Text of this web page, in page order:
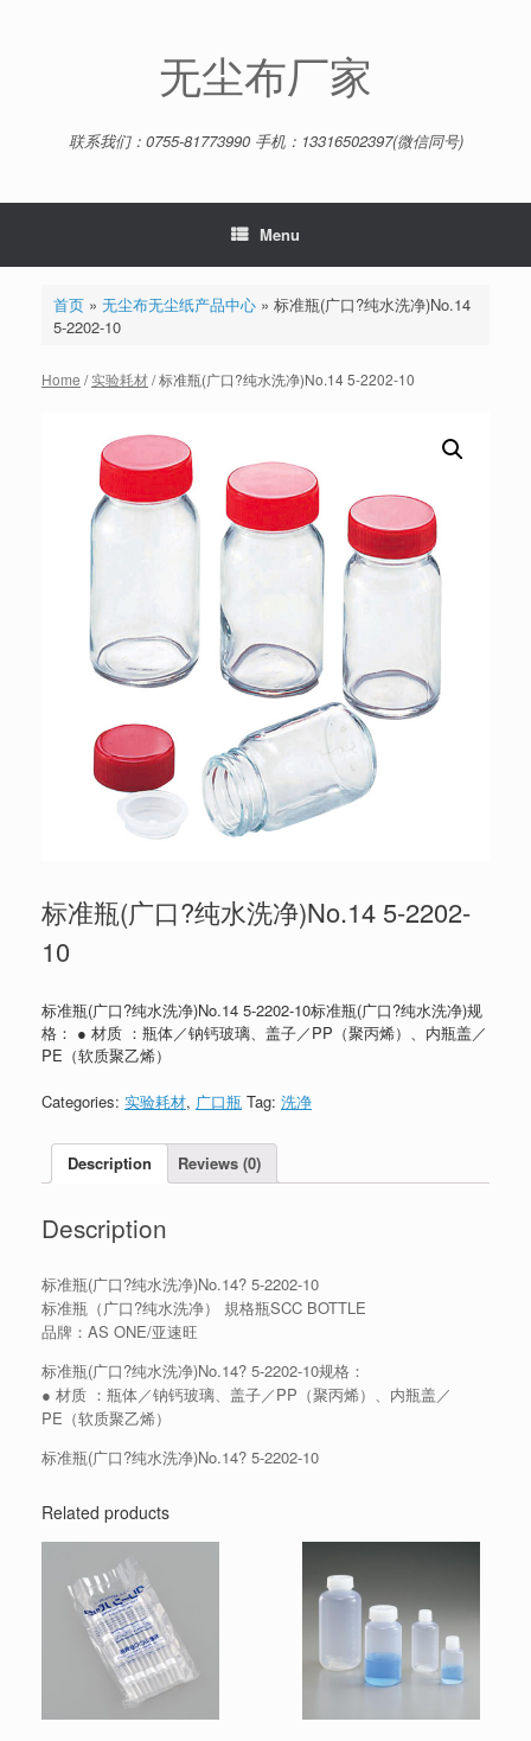
无尘布厂家
联系我们：0755-81773990 手机：13316502397(微信同号)
Menu
首页» 无尘布无尘纸产品中心» 标准瓶(广口?纯水洗净)No.14
5-2202-10
Home /实验耗材/ 标准瓶(广口?纯水洗净)No.14 5-2202-10
标准瓶(广口?纯水洗净)No.14 5-2202-
10
标准瓶(广口?纯水洗净)No.14 5-2202-10标准瓶(广口?纯水洗净)规
格： ● 材质 ：瓶体／钠钙玻璃、盖子／PP（聚丙烯）、内瓶盖／
PE（软质聚乙烯）
Categories: 实验耗材, 广口瓶 Tag: 洗净
Description Reviews (0)
Description
标准瓶(广口?纯水洗净)No.14? 5-2202-10
标准瓶（广口?纯水洗净） 規格瓶SCC BOTTLE
品牌：AS ONE/亚速旺
标准瓶(广口?纯水洗净)No.14? 5-2202-10规格：
● 材质 ：瓶体／钠钙玻璃、盖子／PP（聚丙烯）、内瓶盖／
PE（软质聚乙烯）
标准瓶(广口?纯水洗净)No.14? 5-2202-10
Related products